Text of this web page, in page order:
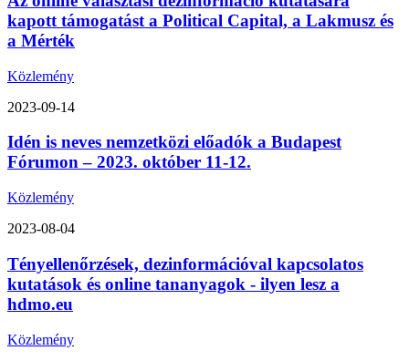
kapott támogatást a Political Capital, a Lakmusz és
a Mérték
Közlemény
2023-09-14
Idén is neves nemzetközi előadók a Budapest
Fórumon – 2023. október 11-12.
Közlemény
2023-08-04
Tényellenőrzések, dezinformációval kapcsolatos
kutatások és online tananyagok - ilyen lesz a
hdmo.eu
Közlemény